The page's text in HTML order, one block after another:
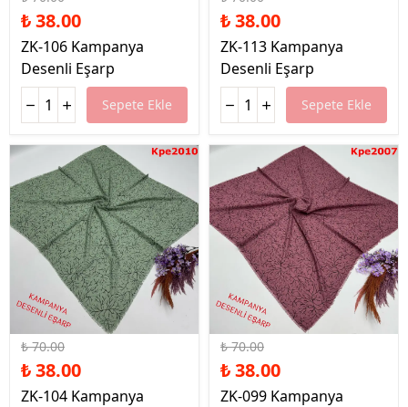
₺ 38.00
ZK-106 Kampanya
Desenli Eşarp
Sepete Ekle
₺ 38.00
ZK-113 Kampanya
Desenli Eşarp
Sepete Ekle
%46 İndirim
₺ 70.00
₺ 38.00
ZK-104 Kampanya
%46 İndirim
₺ 70.00
₺ 38.00
ZK-099 Kampanya